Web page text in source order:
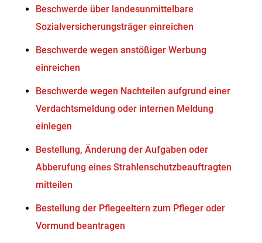
Beschwerde über landesunmittelbare
Sozialversicherungsträger einreichen
Beschwerde wegen anstößiger Werbung
einreichen
Beschwerde wegen Nachteilen aufgrund einer
Verdachtsmeldung oder internen Meldung
einlegen
Bestellung, Änderung der Aufgaben oder
Abberufung eines Strahlenschutzbeauftragten
mitteilen
Bestellung der Pflegeeltern zum Pfleger oder
Vormund beantragen